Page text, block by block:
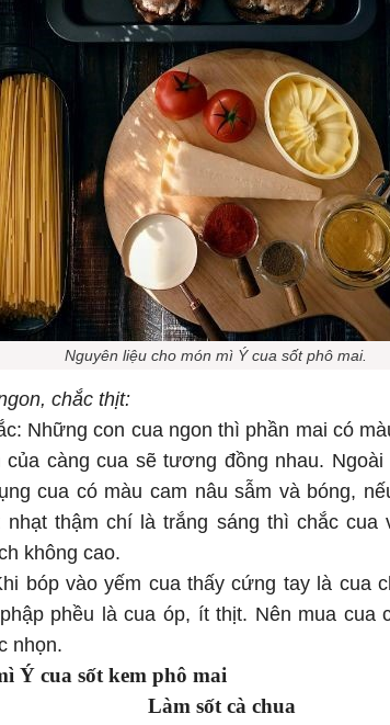
Nguyên liệu cho món mì Ý cua sốt phô mai.
chắc thịt:
Những con cua ngon thì phần mai có
của càng cua sẽ tương đồng nhau.
cua có màu cam nâu sẫm và bóng,
thậm chí là trắng sáng thì chắc cua
không cao.
bóp vào yếm cua thấy cứng tay là cua
phều là cua óp, ít thịt. Nên mua cua
nhọn.
Ý cua sốt kem phô mai
Làm sốt cà chua